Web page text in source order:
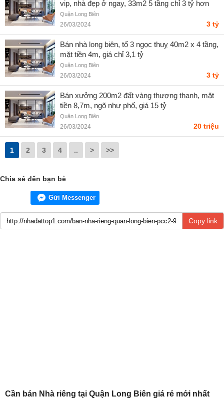
vip, nhà đẹp ở ngay, 33m2 5 tầng chỉ 3 tỷ hơn
Quận Long Biên
26/03/2024 3 tỷ
Bán nhà long biên, tổ 3 ngọc thuỵ 40m2 x 4 tầng,
mặt tiền 4m, giá chỉ 3,1 tỷ
Quận Long Biên
26/03/2024 3 tỷ
Bán xưởng 200m2 đất vàng thượng thanh, mặt
tiền 8,7m, ngõ như phố, giá 15 tỷ
Quận Long Biên
26/03/2024 20 triệu
1 2 3 4 .. > >>
Chia sẻ đến bạn bè
Gửi Messenger
Copy link
Cần bán Nhà riêng tại Quận Long Biên giá rẻ mới nhất